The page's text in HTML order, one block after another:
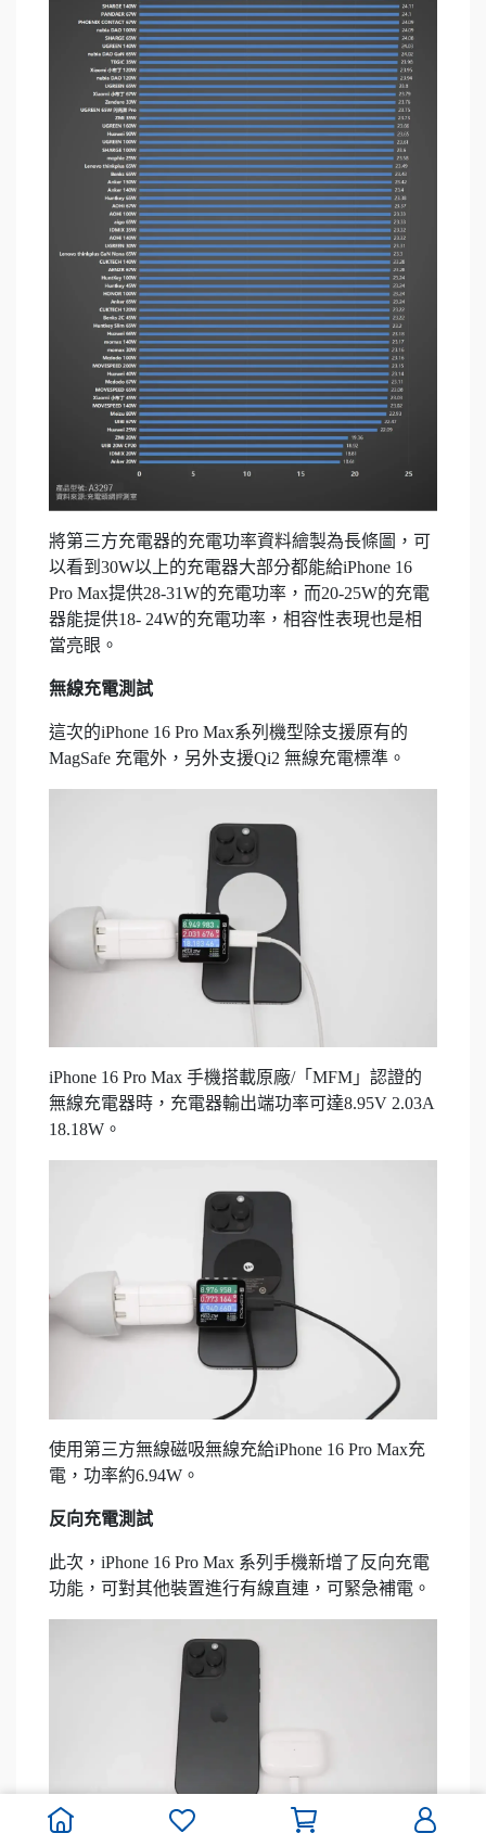
將第三方充電器的充電功率資料繪製為長條圖，可
以看到30W以上的充電器大部分都能給iPhone 16
Pro Max提供28-31W的充電功率，而20-25W的充電
器能提供18- 24W的充電功率，相容性表現也是相
當亮眼。
無線充電測試
這次的iPhone 16 Pro Max系列機型除支援原有的
MagSafe 充電外，另外支援Qi2 無線充電標準。
iPhone 16 Pro Max 手機搭載原廠/「MFM」認證的
無線充電器時，充電器輸出端功率可達8.95V 2.03A
18.18W。
使用第三方無線磁吸無線充給iPhone 16 Pro Max充
電，功率約6.94W。
反向充電測試
此次，iPhone 16 Pro Max 系列手機新增了反向充電
功能，可對其他裝置進行有線直連，可緊急補電。